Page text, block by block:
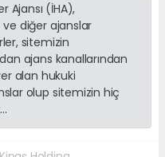
Ajansı (İHA),
ve diğer ajanslar
sitemizin
ajans kanallarından
alan hukuki
olup sitemizin hiç